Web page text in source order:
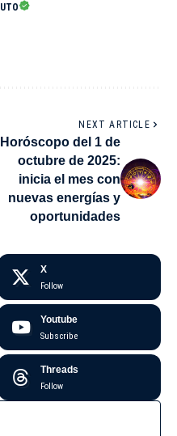
NEXT ARTICLE
Horóscopo del 1 de
octubre de 2025:
inicia el mes con
nuevas energías y
oportunidades
X
Follow
Youtube
Subscribe
Threads
Follow